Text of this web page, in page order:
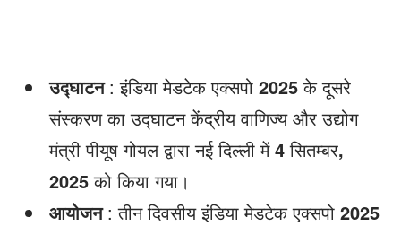
उद्घाटन: इंडिया मेडटेक एक्सपो 2025के दूसरे
संस्करण का उद्घाटन केंद्रीय वाणिज्य और उद्योग
मंत्री पीयूष गोयल द्वारा नई दिल्ली में4सितम्बर,
2025को किया गया।
आयोजन: तीन दिवसीय इंडिया मेडटेक एक्सपो 2025